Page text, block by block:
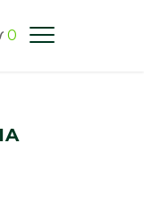
0